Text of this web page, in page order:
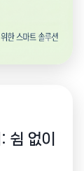
쉼 없이